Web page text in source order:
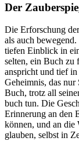
Der
Die Erforschung
als auch
tiefen Einblick in
selten, ein Buch zu
anspricht und tief
Geheimnis, das nur
Buch, trotz all
buch tun. Die
Erinnerung an den
können, und an die
glauben, selbst in